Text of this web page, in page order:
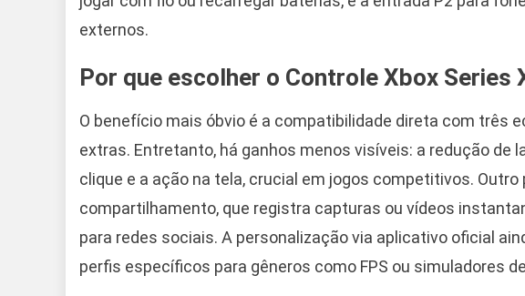
externos.
Por que escolher o Controle Xbox Series
O benefício mais óbvio é a compatibilidade direta com três
extras. Entretanto, há ganhos menos visíveis: a redução de
clique e a ação na tela, crucial em jogos competitivos.
compartilhamento, que registra capturas ou vídeos
para redes sociais. A personalização via aplicativo oficial
perfis específicos para gêneros como FPS ou simuladores